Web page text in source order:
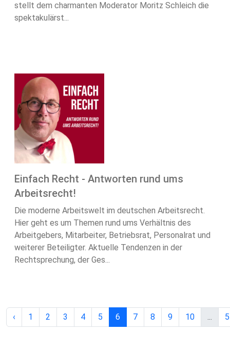
stellt dem charmanten Moderator Moritz Schleich die
spektakulärst...
Einfach Recht - Antworten rund ums
Arbeitsrecht!
Die moderne Arbeitswelt im deutschen Arbeitsrecht.
Hier geht es um Themen rund ums Verhältnis des
Arbeitgebers, Mitarbeiter, Betriebsrat, Personalrat und
weiterer Beteiligter. Aktuelle Tendenzen in der
Rechtsprechung, der Ges...
‹ 1 2 3 4 5 6 7 8 9 10 ...